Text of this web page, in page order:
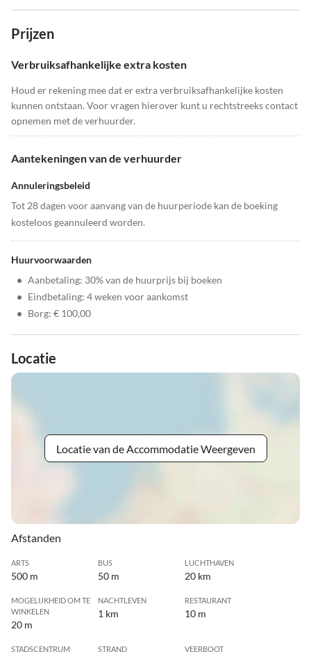
Prijzen
Verbruiksafhankelijke extra kosten
Houd er rekening mee dat er extra verbruiksafhankelijke kosten
kunnen ontstaan. Voor vragen hierover kunt u rechtstreeks contact
opnemen met de verhuurder.
Aantekeningen van de verhuurder
Annuleringsbeleid
Tot 28 dagen voor aanvang van de huurperiode kan de boeking
kosteloos geannuleerd worden.
Huurvoorwaarden
• Aanbetaling: 30% van de huurprijs bij boeken
• Eindbetaling: 4 weken voor aankomst
• Borg: € 100,00
Locatie
Locatie van de Accommodatie Weergeven
Afstanden
ARTS
500 m
BUS
50 m
LUCHTHAVEN
20 km
MOGELIJKHEID OM TE
WINKELEN
20 m
NACHTLEVEN
1 km
RESTAURANT
10 m
STADSCENTRUM STRAND VEERBOOT